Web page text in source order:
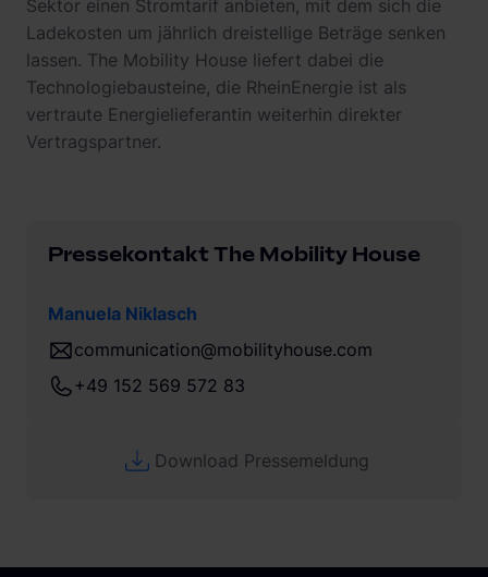
Sektor einen Stromtarif anbieten, mit dem sich die
Ladekosten um jährlich dreistellige Beträge senken
lassen. The Mobility House liefert dabei die
Technologiebausteine, die RheinEnergie ist als
vertraute Energielieferantin weiterhin direkter
Vertragspartner.
Pressekontakt The Mobility House
Manuela Niklasch
communication@mobilityhouse.com
+49 152 569 572 83
Download Pressemeldung